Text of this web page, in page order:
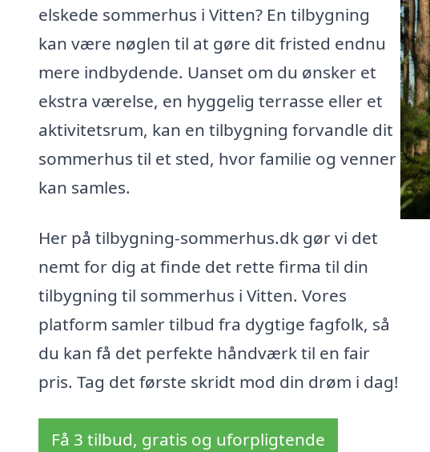
elskede sommerhus i Vitten? En tilbygning
kan være nøglen til at gøre dit fristed endnu
mere indbydende. Uanset om du ønsker et
ekstra værelse, en hyggelig terrasse eller et
aktivitetsrum, kan en tilbygning forvandle dit
sommerhus til et sted, hvor familie og venner
kan samles.
Her på tilbygning-sommerhus.dk gør vi det
nemt for dig at finde det rette firma til din
tilbygning til sommerhus i Vitten. Vores
platform samler tilbud fra dygtige fagfolk, så
du kan få det perfekte håndværk til en fair
pris. Tag det første skridt mod din drøm i dag!
Få 3 tilbud, gratis og uforpligtende